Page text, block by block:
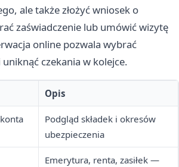
ale także złożyć wniosek o
zaświadczenie lub umówić wizytę
online pozwala wybrać
czekania w kolejce.
Opis
Podgląd składek i okresów
ubezpieczenia
Emerytura, renta, zasiłek —